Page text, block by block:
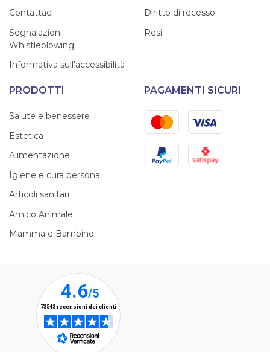
Contattaci
Segnalazioni
Whistleblowing
Informativa sull'accessibilità
Diritto di recesso
Resi
PRODOTTI
Salute e benessere
Estetica
Alimentazione
Igiene e cura persona
Articoli sanitari
Amico Animale
Mamma e Bambino
PAGAMENTI SICURI
MastercardVisa
PayPal Satispay